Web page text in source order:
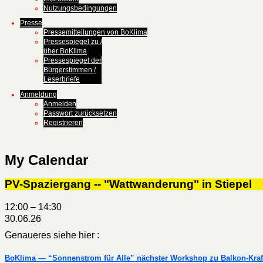
Nutzungsbedingungen
Presse
Pressemitteilungen von BoKlima
Pressespiegel zu /
über BoKlima
Pressespiegel der
Bürgerstimmen /
Leserbriefe
Anmeldung
Anmelden
Passwort zurücksetzen
Registrieren
My Calendar
PV-Spaziergang -- "Wattwanderung" in Stiepel
12:00 – 14:30
30.06.26
Genaueres siehe hier :
BoKlima — “Sonnenstrom für Alle” nächster Workshop zu Balkon-